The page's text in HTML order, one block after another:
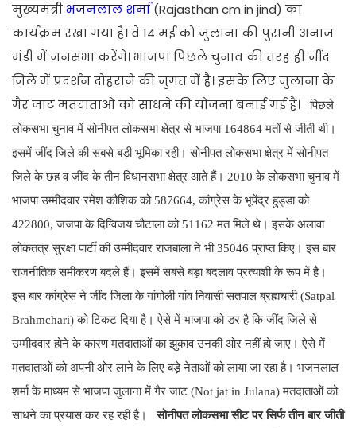
मुख्यमंत्रीभजनलाल शर्मा(Rajasthan cm in jind) का
कार्यक्रम रखा गया है। वे 14 मई को जुलाना की पुरानी अनाज
मंडी में जनसभा करेंगे। भाजपा पिछले चुनाव की तरह ही जींद
जिले में प्रदर्शन दोहराने की जुगत में है। इसके लिए जुलाना के
गैर जाट मतदाताओं को साधने की योजना बनाई गई है।पिछले
लोकसभा चुनाव में सोनीपत लोकसभा क्षेत्र से भाजपा 164864 मतों से जीती थी।
इसमें जींद जिले की सबसे बड़ी भूमिका रही। सोनीपत लोकसभा क्षेत्र में सोनीपत
जिले के छह व जींद के तीन विधानसभा क्षेत्र आते हैं। 2010 के लोकसभा चुनाव में
भाजपा उम्मीदवार रमेश कौशिक को 587664, कांग्रेस के भूपेंद्र हुड्डा को
422800, जजपा के दिग्विजय चौटाला को 51162 मत मिले थे। इसके अलावा
लोकतंत्र सुरक्षा पार्टी की उम्मीदवार राजबाला ने भी 35046 प्राप्त किए। इस बार
राजनीतिक समीकरण बदले हैं। इसमें सबसे बड़ा बदलाव प्रत्याशी के रूप में है।
इस बार कांग्रेस ने जींद जिला के गांगोली गांव निवासी सतपाल ब्रह्मचारी (Satpal
Brahmchari) को टिकट दिया है। ऐसे में भाजपा को डर है कि जींद जिले से
उम्मीदवार होने के कारण मतदाताओं का झुकाव उनकी ओर नहीं हो जाए। ऐसे में
मतदाताओं को अपनी ओर लाने के लिए बड़े नेताओं को लाया जा रहा है। भजनलाल
शर्मा के माध्यम से भाजपा जुलाना में गैर जाट (Not jat in Julana) मतदाताओं को
साधने का प्रयास कर रह रही है।
सोनीपत लोकसभा सीट पर सिर्फ तीन बार जीती